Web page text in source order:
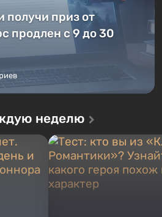
получи приз от
продлен с 9 до 30
неделю